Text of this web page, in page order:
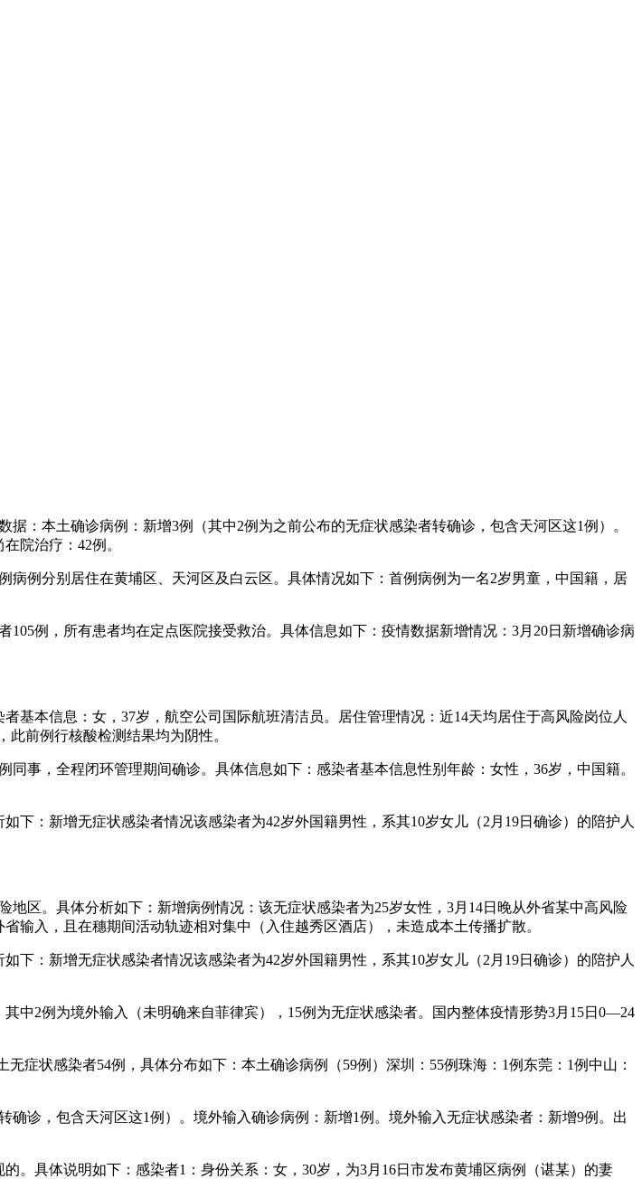
：本土确诊病例：新增3例（其中2例为之前公布的无症状感染者转确诊，包含天河区这1例）。
院治疗：42例。
例分别居住在黄埔区、天河区及白云区。具体情况如下：首例病例为一名2岁男童，中国籍，居
例，所有患者均在定点医院接受救治。具体信息如下：疫情数据新增情况：3月20日新增确诊病
基本信息：女，37岁，航空公司国际航班清洁员。居住管理情况：近14天均居住于高风险岗位人
前例行核酸检测结果均为阴性。
事，全程闭环管理期间确诊。具体信息如下：感染者基本信息性别年龄：女性，36岁，中国籍。
下：新增无症状感染者情况该感染者为42岁外国籍男性，系其10岁女儿（2月19日确诊）的陪护人
区。具体分析如下：新增病例情况：该无症状感染者为25岁女性，3月14日晚从外省某中高风险
输入，且在穗期间活动轨迹相对集中（入住越秀区酒店），未造成本土传播扩散。
下：新增无症状感染者情况该感染者为42岁外国籍男性，系其10岁女儿（2月19日确诊）的陪护人
中2例为境外输入（未明确来自菲律宾），15例为无症状感染者。国内整体疫情形势3月15日0—24
症状感染者54例，具体分布如下：本土确诊病例（59例）深圳：55例珠海：1例东莞：1例中山：
诊，包含天河区这1例）。境外输入确诊病例：新增1例。境外输入无症状感染者：新增9例。出
。具体说明如下：感染者1：身份关系：女，30岁，为3月16日市发布黄埔区病例（谌某）的妻